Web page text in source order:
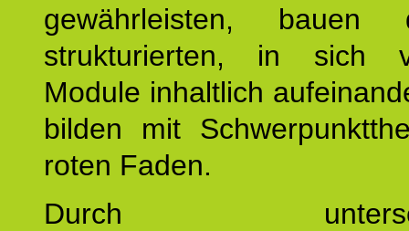
gewährleisten,
strukturierten, in sich
Module inhaltlich
bilden mit
roten Faden.
Durch